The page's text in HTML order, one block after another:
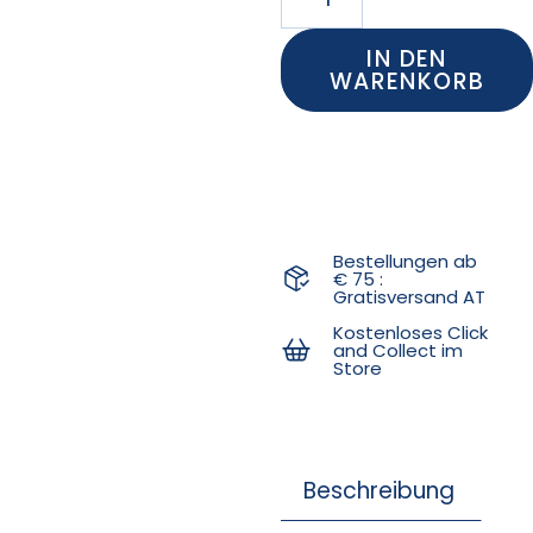
IN DEN
WARENKORB
Bestellungen ab
€ 75 :
Gratisversand AT
Kostenloses Click
and Collect im
Store
Beschreibung